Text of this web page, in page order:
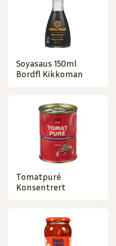
Soyasaus 150ml
Bordfl Kikkoman
Tomatpuré
Konsentrert